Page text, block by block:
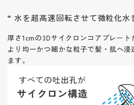
“ 水を超高速回転させて微粒化水
厚さ1cmの3Dサイクロンコアプレート
より均一かつ細かな粒子で髪・肌へ浸
ます。